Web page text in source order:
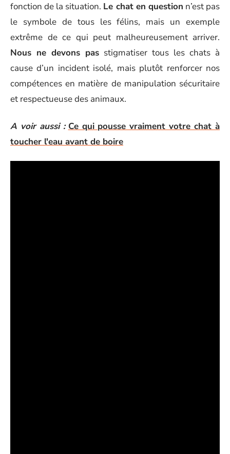
fonction de la situation. Le chat en question n’est pas
le symbole de tous les félins, mais un exemple
extrême de ce qui peut malheureusement arriver.
Nous ne devons pas stigmatiser tous les chats à
cause d’un incident isolé, mais plutôt renforcer nos
compétences en matière de manipulation sécuritaire
et respectueuse des animaux.
A voir aussi : Ce qui pousse vraiment votre chat à
toucher l'eau avant de boire